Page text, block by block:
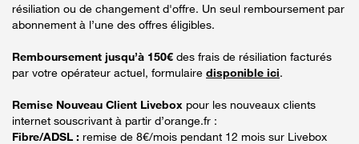
résiliation ou de changement d'offre. Un seul remboursement par
abonnement à l’une des offres éligibles.
Remboursement jusqu’à 150€ des frais de résiliation facturés
par votre opérateur actuel, formulaire disponible ici.
Remise Nouveau Client Livebox pour les nouveaux clients
internet souscrivant à partir d’orange.fr :
Fibre/ADSL : remise de 8€/mois pendant 12 mois sur Livebox